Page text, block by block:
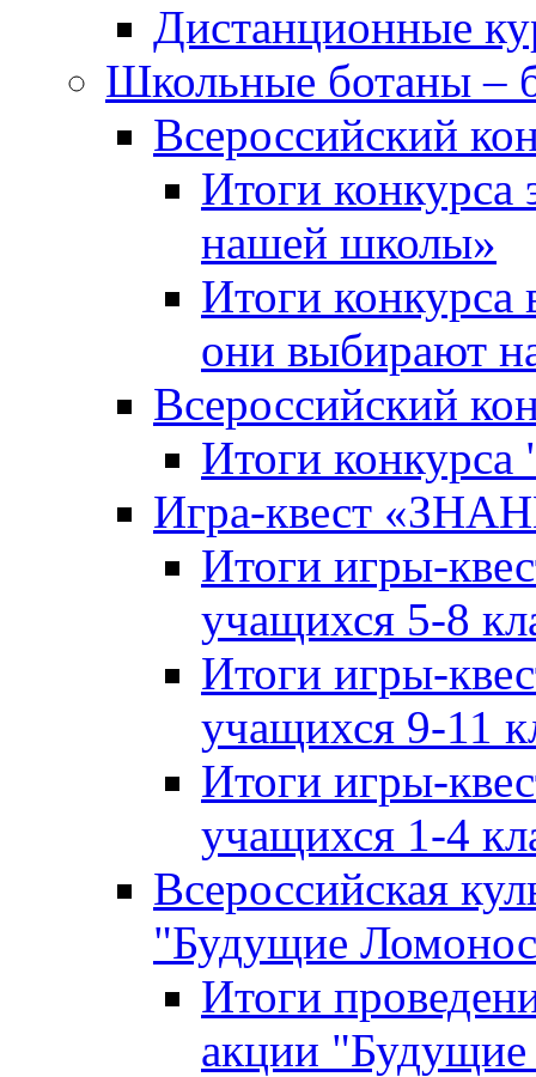
Дистанционные
Школьные ботаны –
Всероссийский
Итоги
нашей школы»
Итоги конкурса
они выбирают
Всероссийский
Итоги
Игра-квест
Итоги игры-
учащихся 5-8
Итоги игры-
учащихся 9-11
Итоги игры-
учащихся 1-4
Всероссийская
"Будущие
Итоги
акции